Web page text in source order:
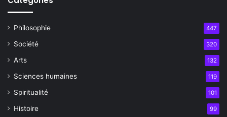
Philosophie 447
Société 320
Arts 132
Sciences humaines 119
Spiritualité 101
Histoire 99